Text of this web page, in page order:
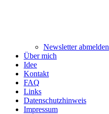
Newsletter abmelden
Über mich
Idee
Kontakt
FAQ
Links
Datenschutzhinweis
Impressum